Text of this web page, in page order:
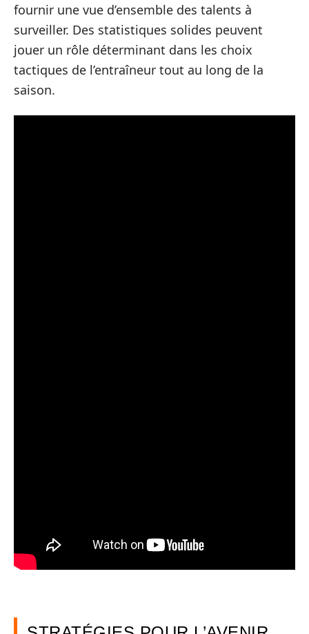
fournir une vue d’ensemble des talents à
surveiller. Des statistiques solides peuvent
jouer un rôle déterminant dans les choix
tactiques de l’entraîneur tout au long de la
saison.